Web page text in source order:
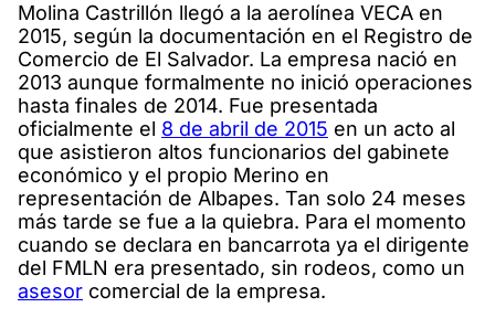
Molina Castrillón llegó a la aerolínea VECA en
2015, según la documentación en el Registro de
Comercio de El Salvador. La empresa nació en
2013 aunque formalmente no inició operaciones
hasta finales de 2014. Fue presentada
oficialmente el 8 de abril de 2015 en un acto al
que asistieron altos funcionarios del gabinete
económico y el propio Merino en
representación de Albapes. Tan solo 24 meses
más tarde se fue a la quiebra. Para el momento
cuando se declara en bancarrota ya el dirigente
del FMLN era presentado, sin rodeos, como un
asesor comercial de la empresa.